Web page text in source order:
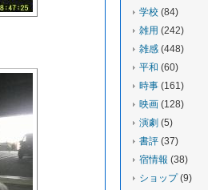
学校 (84)
雑用 (242)
雑感 (448)
平和 (60)
時事 (161)
映画 (128)
演劇 (5)
書評 (37)
宿情報 (38)
ショップ(9)